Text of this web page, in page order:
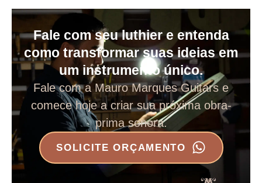
Fale com seu luthier e entenda
como transformar suas ideias em
um instrumento único.
Fale com a Mauro Marques Guitars e
comece hoje a criar sua próxima obra-
prima sonora.
SOLICITE ORÇAMENTO